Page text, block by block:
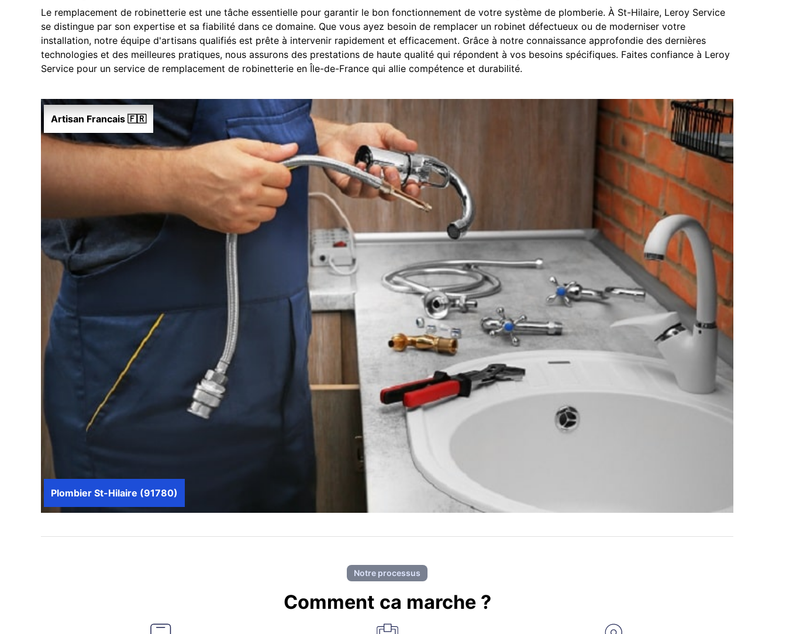
Le remplacement de robinetterie est une tâche essentielle pour garantir le bon fonctionnement de votre système de plomberie. À St-Hilaire, Leroy Service
se distingue par son expertise et sa fiabilité dans ce domaine. Que vous ayez besoin de remplacer un robinet défectueux ou de moderniser votre
installation, notre équipe d'artisans qualifiés est prête à intervenir rapidement et efficacement. Grâce à notre connaissance approfondie des dernières
technologies et des meilleures pratiques, nous assurons des prestations de haute qualité qui répondent à vos besoins spécifiques. Faites confiance à Leroy
Service pour un service de remplacement de robinetterie en Île-de-France qui allie compétence et durabilité.
Artisan Francais 🇫🇷
Plombier St-Hilaire (91780)
Notre processus
Comment ca marche ?